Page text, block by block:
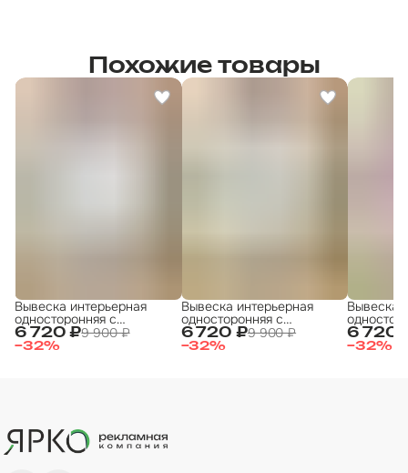
Похожие товары
6 720 ₽9 900 ₽
−32%
Вывеска интерьерная
односторонняя с
подсветкой 50х50 , с
закругленными углами
6 720 ₽9 900 ₽
−32%
Вывеска интерьерная
односторонняя с
подсветкой 50х50 , с
закругленными углами
6 720
−32%
Вывеска